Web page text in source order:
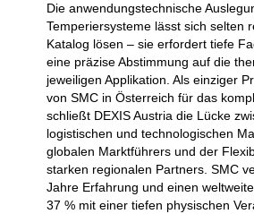
Die anwendungstechnische
Temperiersysteme lässt sich selten
Katalog lösen – sie erfordert tiefe
eine präzise Abstimmung auf die
jeweiligen Applikation. Als einziger
von SMC in Österreich für das
schließt DEXIS Austria die Lücke
logistischen und technologischen
globalen Marktführers und der
starken regionalen Partners. SMC
Jahre Erfahrung und einen
37 % mit einer tiefen physischen